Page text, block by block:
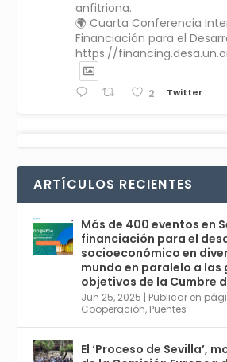
anfitriona.
🌍 Cuarta Conferencia
Financiación para el
https://
2 Twitter
r
comienza en Sevilla este
Conferencia Internacional
con el Congreso de
6, Congreso de
Sociales y la Salud; y los
de Economía Industrial.
4
1 2 Twitter
ARTÍCULOS RECIENTES
Más de 400 eventos en
financiación para el
socioeconómico en
mundo en paralelo a las
objetivos de la Cumbre
Jun 25, 2025 | Publicar en
Cooperación, Puentes
El ‘Proceso de Sevilla’,